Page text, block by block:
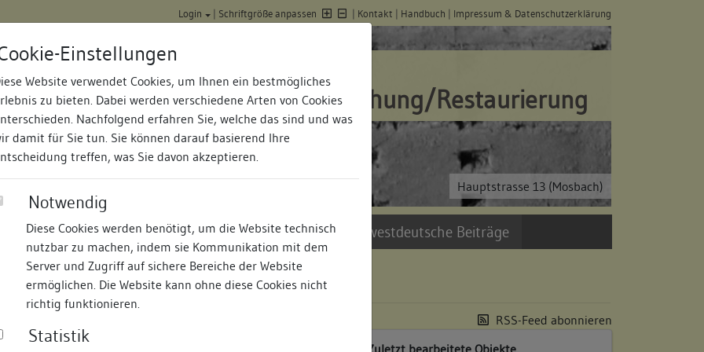
Einstellungen
Website verwendet Cookies, um Ihnen ein bestmögliches
zu bieten. Dabei werden verschiedene Arten von Cookies
Nachfolgend erfahren Sie, welche das sind und was
damit für Sie tun. Sie können darauf basierend Ihre
treffen, was Sie davon akzeptieren.
Notwendig
Diese Cookies werden benötigt, um die Website technisch
nutzbar zu machen, indem sie Kommunikation mit dem
Server und Zugriff auf sichere Bereiche der Website
ermöglichen. Die Website kann ohne diese Cookies nicht
richtig funktionieren.
Statistik
Login | Schriftgröße anpassen | Kontakt | Handbuch | Impressum & Datenschutzerklärung
Hauptstrasse 13 (Mosbach)
Datenbank Bauforschung/Restaurierung
Termine Suche Freie Bauforscher:innen Südwestdeutsche Beiträge
RSS-Feed abonnieren
zur historischen Bauforschung Zuletzt bearbeitete Objekte